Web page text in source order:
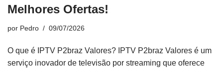
Melhores Ofertas!
por Pedro 09/07/2026
O que é IPTV P2braz Valores? IPTV P2braz Valores é um
serviço inovador de televisão por streaming que oferece